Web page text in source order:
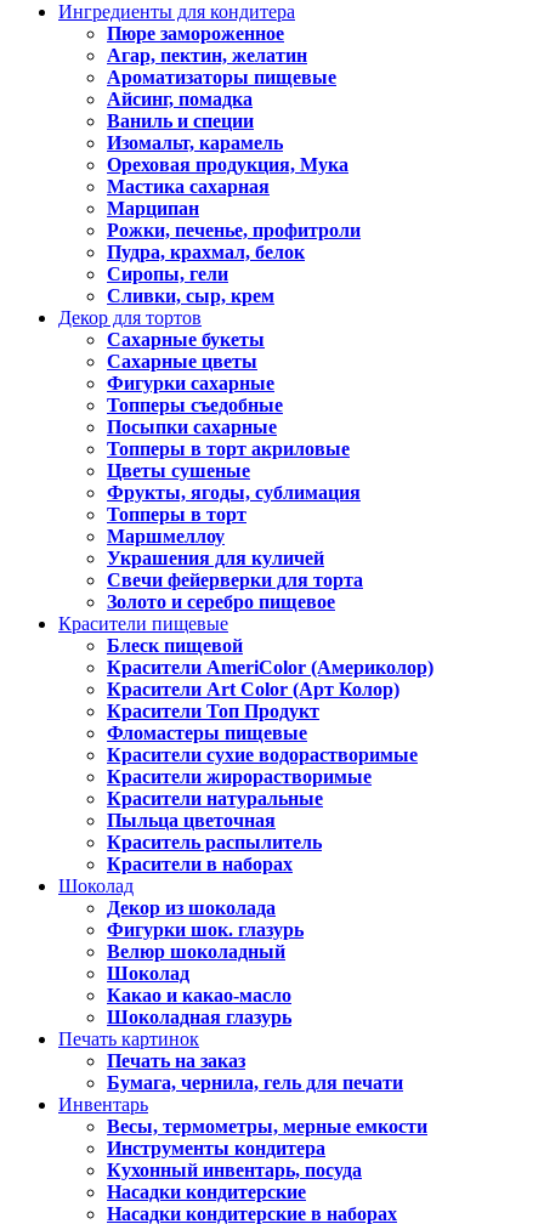
Ингредиенты для кондитера
Пюре замороженное
Агар, пектин, желатин
Ароматизаторы пищевые
Айсинг, помадка
Ваниль и специи
Изомальт, карамель
Ореховая продукция, Мука
Мастика сахарная
Марципан
Рожки, печенье, профитроли
Пудра, крахмал, белок
Сиропы, гели
Сливки, сыр, крем
Декор для тортов
Сахарные букеты
Сахарные цветы
Фигурки сахарные
Топперы съедобные
Посыпки сахарные
Топперы в торт акриловые
Цветы сушеные
Фрукты, ягоды, сублимация
Топперы в торт
Маршмеллоу
Украшения для куличей
Свечи фейерверки для торта
Золото и серебро пищевое
Красители пищевые
Блеск пищевой
Красители AmeriColor (Америколор)
Красители Art Color (Арт Колор)
Красители Топ Продукт
Фломастеры пищевые
Красители сухие водорастворимые
Красители жирорастворимые
Красители натуральные
Пыльца цветочная
Краситель распылитель
Красители в наборах
Шоколад
Декор из шоколада
Фигурки шок. глазурь
Велюр шоколадный
Шоколад
Какао и какао-масло
Шоколадная глазурь
Печать картинок
Печать на заказ
Бумага, чернила, гель для печати
Инвентарь
Весы, термометры, мерные емкости
Инструменты кондитера
Кухонный инвентарь, посуда
Насадки кондитерские
Насадки кондитерские в наборах